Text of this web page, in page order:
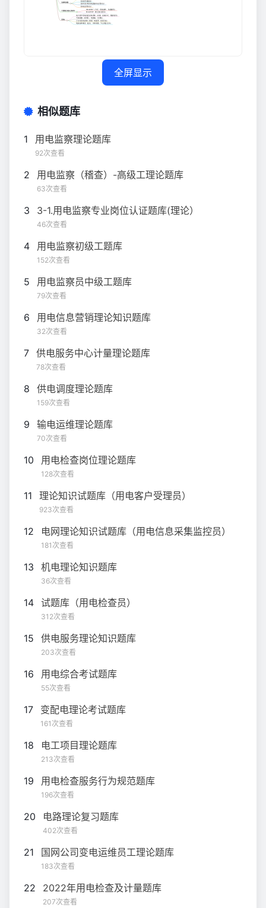
全屏显示
相似题库
1 用电监察理论题库
92次查看
2 用电监察（稽查）-高级工理论题库
63次查看
3 3-1.用电监察专业岗位认证题库(理论）
46次查看
4 用电监察初级工题库
152次查看
5 用电监察员中级工题库
79次查看
6 用电信息营销理论知识题库
32次查看
7 供电服务中心计量理论题库
78次查看
8 供电调度理论题库
159次查看
9 输电运维理论题库
70次查看
10 用电检查岗位理论题库
128次查看
11 理论知识试题库（用电客户受理员）
923次查看
12 电网理论知识试题库（用电信息采集监控员）
181次查看
13 机电理论知识题库
36次查看
14 试题库（用电检查员）
312次查看
15 供电服务理论知识题库
203次查看
16 用电综合考试题库
55次查看
17 变配电理论考试题库
161次查看
18 电工项目理论题库
213次查看
19 用电检查服务行为规范题库
196次查看
20 电路理论复习题库
402次查看
21 国网公司变电运维员工理论题库
183次查看
22 2022年用电检查及计量题库
207次查看